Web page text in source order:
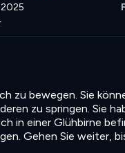
zu bewegen. Sie
zu springen. Sie
in einer Glühbirne
Gehen Sie weiter,